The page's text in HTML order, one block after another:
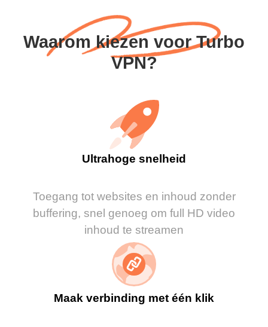
Waarom kiezen voor Turbo
VPN?
Ultrahoge snelheid
Toegang tot websites en inhoud zonder
buffering, snel genoeg om full HD video
inhoud te streamen
Maak verbinding met één klik